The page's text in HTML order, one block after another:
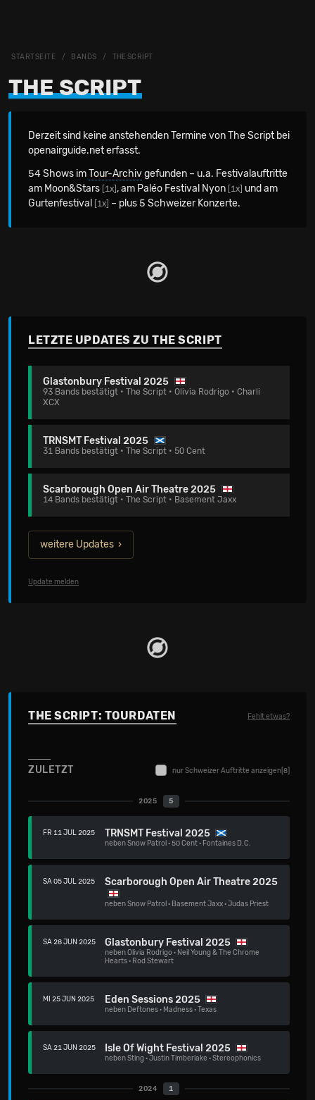
STARTSEITE BANDS THE SCRIPT
THE SCRIPT
Derzeit sind keine anstehenden Termine von The Script bei
openairguide.net erfasst.
54 Shows imTour-Archivgefunden – u.a. Festivalauftritte
am Moon&Stars [1x] , am Paléo Festival Nyon [1x] und am
Gurtenfestival
[1x] – plus 5 Schweizer Konzerte.
LETZTE UPDATES ZU THE SCRIPT
Glastonbury Festival 2025
93 Bands bestätigt • The Script • Olivia Rodrigo • Charli
XCX
TRNSMT Festival 2025
31 Bands bestätigt • The Script • 50 Cent
Scarborough Open Air Theatre 2025
14 Bands bestätigt • The Script • Basement Jaxx
weitere Updates
Update melden
THE SCRIPT: TOURDATEN Fehlt etwas?
ZULETZT nur Schweizer Auftritte anzeigen [8]
2025 5
FR 11 JUL 2025 TRNSMT Festival 2025
nebenSnow Patrol ·50 Cent· Fontaines D.C.
SA 05 JUL 2025 Scarborough Open Air Theatre 2025
nebenSnow Patrol · Basement Jaxx·Judas Priest
SA 28 JUN 2025 Glastonbury Festival 2025
nebenOlivia Rodrigo · Neil Young & The Chrome
Hearts· Rod Stewart
MI 25 JUN 2025 Eden Sessions 2025
neben Deftones· Madness·Texas
SA 21 JUN 2025 Isle Of Wight Festival 2025
nebenSting·Justin Timberlake ·Stereophonics
2024 1